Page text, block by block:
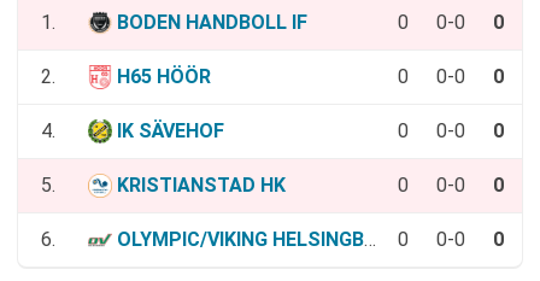
1. BODEN HANDBOLL IF 0 0-0 0
2. H65 HÖÖR 0 0-0 0
4. IK SÄVEHOF 0 0-0 0
5. KRISTIANSTAD HK 0 0-0 0
6. OLYMPIC/VIKING HELSINGBORG HK 0 0-0 0